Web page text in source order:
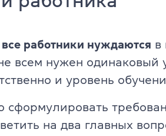
Об экзамене TOEFL
все работники нуждаются в
всем нужен одинаковый
и уровень
сформулировать
на два главных